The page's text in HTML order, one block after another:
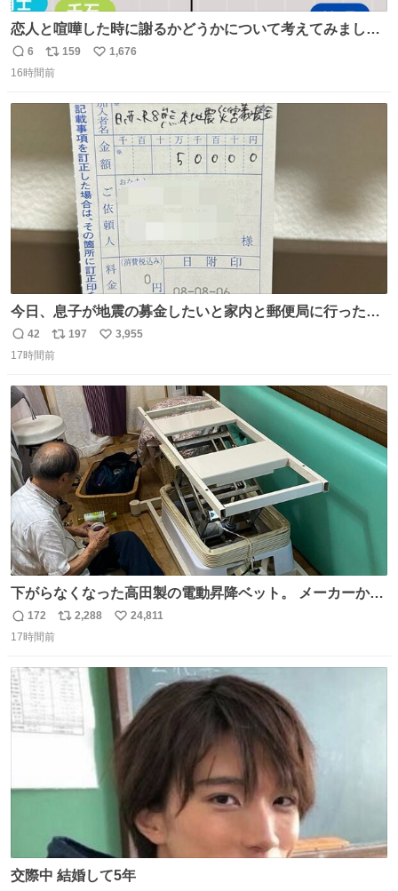
恋人と喧嘩した時に謝るかどうかについて考えてみました
💭 ▶︎自分から謝る or 悪くないなら謝らない ▶︎ねちねちす
る or さっぱりしている 個人的見解です！色々と許してく
返
信
6
リ
ポ
159
い
数
1,676
16時間前
今日、息子が地震の募金したいと家内と郵便局に行ったみ
たいです。おもちゃとか買う選択肢もあったと思うけど、
自分で貯めてた2万円を役に立てて欲しい、みんなも元気
かできたらなぁと思いました。
返
信
42
リ
ポ
ト
数
197
い
数
3,955
17時間前
下がらなくなった高田製の電動昇降ベット。 メーカーから
は、完全に見放されたんですが、 見事に85歳の父が治しま
した。 うちの父は、トヨタカローラのボディをオート生産
の配線をハンダで修理している横で、
返
信
172
リ
ト
数
2,288
い
24,811
17時間前
交際中 結婚して5年